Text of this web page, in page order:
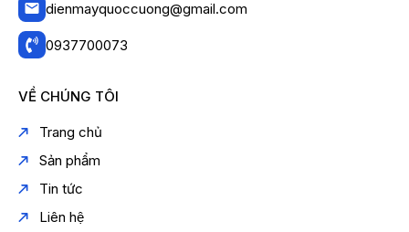
dienmayquoccuong@gmail.com
0937700073
VỀ CHÚNG TÔI
Trang chủ
Sản phẩm
Tin tức
Liên hệ